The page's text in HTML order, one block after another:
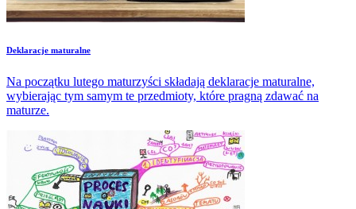
Deklaracje maturalne
Na początku lutego maturzyści składają deklaracje maturalne,
wybierając tym samym te przedmioty, które pragną zdawać na
maturze.